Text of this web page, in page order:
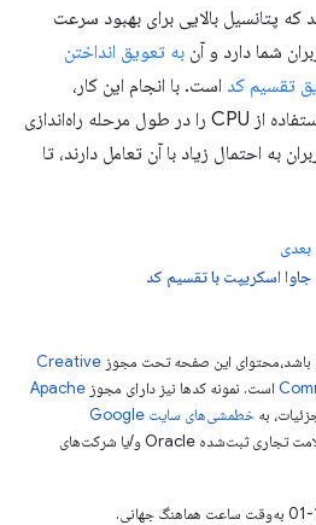
بالایی برای بهبود سرعت
شما دارد و آنبه تعویق انداختن
کداست. با انجام این کار،
می‌توانید پهنای باند و میزان استفاده از CPU را در طول مرحله راه‌اندازی
زیاد با آن تعامل دارند، تا
اسکریپت با تقسیم کد
این صفحه تحت مجوزCreative
است. نمونه کدها نیز دارای مجوزApache
به
خطمشی‌های سایت Google
مراجعه کنید. جاوا علامت تجاری ثبت‌شده Oracle و/یا شرکت‌های